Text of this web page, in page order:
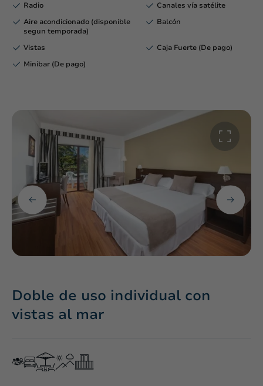
Radio
Canales vía satélite
Aire acondicionado (disponible
segun temporada)
Balcón
Vistas
Caja Fuerte (De pago)
Minibar (De pago)
Doble de uso individual con
vistas al mar